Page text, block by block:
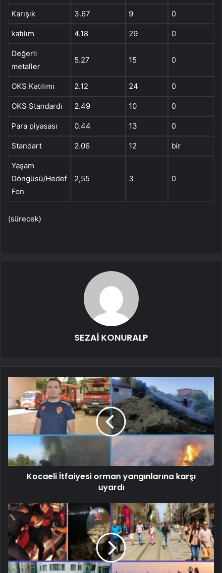
Karışık 3.67 9 0
katılım 4.18 29 0
Değerli
metaller
5.27 15 0
OKS Katılımı 2.12 24 0
OKS Standardı 2.49 10 0
Para piyasası 0.44 13 0
Standart 2.06 12 bir
Yaşam
Döngüsü/Hedef
Fon
2,55 3 0
(sürecek)
SEZAİ KONURALP
Kocaeli İtfaiyesi orman yangınlarına karşı
uyardı